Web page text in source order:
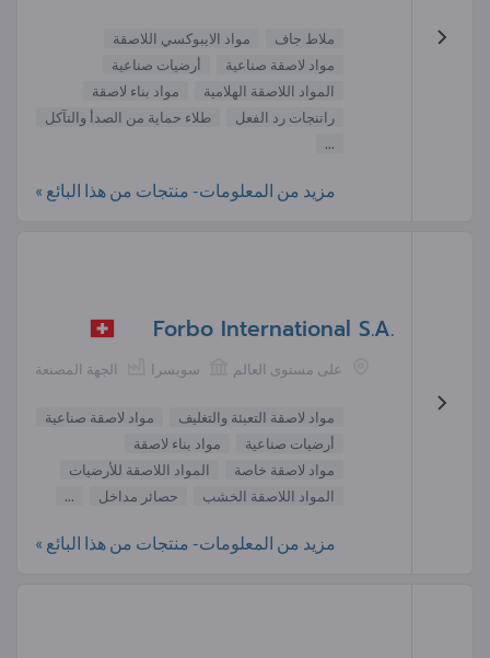
ملاط جاف
مواد الايبوكسي اللاصقة
مواد لاصقة صناعية
أرضيات صناعية
المواد اللاصقة الهلامية
مواد بناء لاصقة
راتنجات رد الفعل
طلاء حماية من الصدأ والتآكل
...
مزيد من المعلومات- منتجات من هذا البائع »
Forbo International S.A.
الجهة المصنعة سويسرا على مستوى العالم
مواد لاصقة التعبئة والتغليف
مواد لاصقة صناعية
أرضيات صناعية
مواد بناء لاصقة
مواد لاصقة خاصة
المواد اللاصقة للأرضيات
المواد اللاصقة الخشب
حصائر مداخل ...
مزيد من المعلومات- منتجات من هذا البائع »